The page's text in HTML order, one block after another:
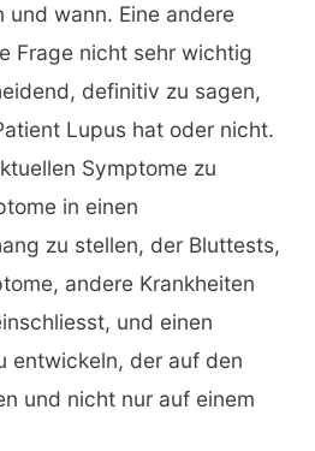
und wann. Eine andere
Frage nicht sehr wichtig
definitiv zu sagen,
Lupus hat oder nicht.
Symptome zu
in einen
zu stellen, der Bluttests,
andere Krankheiten
und einen
entwickeln, der auf den
und nicht nur auf einem